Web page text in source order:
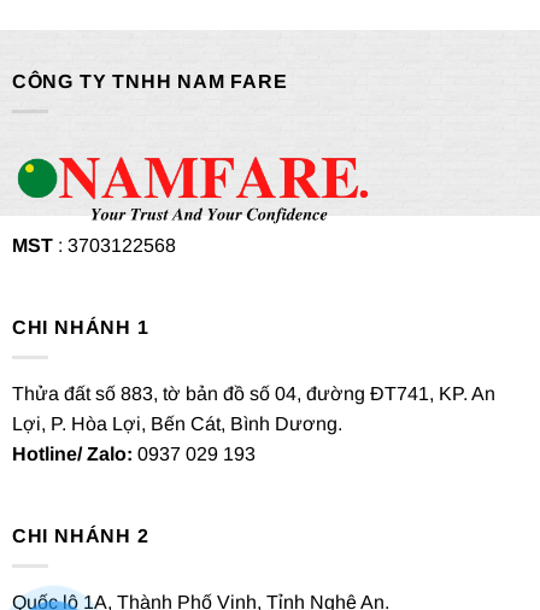
CÔNG TY TNHH NAM FARE
MST: 3703122568
CHI NHÁNH 1
Thửa đất số 883, tờ bản đồ số 04, đường ĐT741, KP. An
Lợi, P. Hòa Lợi, Bến Cát, Bình Dương.
Hotline/ Zalo: 0937 029 193
CHI NHÁNH 2
Quốc lộ 1A, Thành Phố Vinh, Tỉnh Nghệ An.